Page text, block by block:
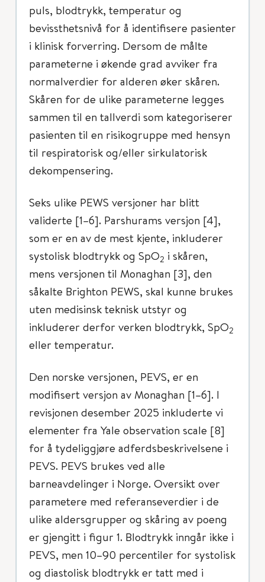
puls, blodtrykk, temperatur og
bevissthetsnivå for å identifisere pasienter
i klinisk forverring. Dersom de målte
parameterne i økende grad avviker fra
normalverdier for alderen øker skåren.
Skåren for de ulike parameterne legges
sammen til en tallverdi som kategoriserer
pasienten til en risikogruppe med hensyn
til respiratorisk og/eller sirkulatorisk
dekompensering.
Seks ulike PEWS versjoner har blitt
validerte [1–6]. Parshurams versjon [4],
som er en av de mest kjente, inkluderer
systolisk blodtrykk og SpO2 i skåren,
mens versjonen til Monaghan [3], den
såkalte Brighton PEWS, skal kunne brukes
uten medisinsk teknisk utstyr og
inkluderer derfor verken blodtrykk, SpO2
eller temperatur.
Den norske versjonen, PEVS, er en
modifisert versjon av Monaghan [1–6]. I
revisjonen desember 2025 inkluderte vi
elementer fra Yale observation scale [8]
for å tydeliggjøre adferdsbeskrivelsene i
PEVS. PEVS brukes ved alle
barneavdelinger i Norge. Oversikt over
parametere med referanseverdier i de
ulike aldersgrupper og skåring av poeng
er gjengitt i figur 1. Blodtrykk inngår ikke i
PEVS, men 10–90 percentiler for systolisk
og diastolisk blodtrykk er tatt med i